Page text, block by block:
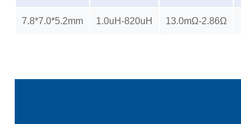
7.8*7.0*5.2mm 1.0uH-820uH 13.0mΩ-2.86Ω